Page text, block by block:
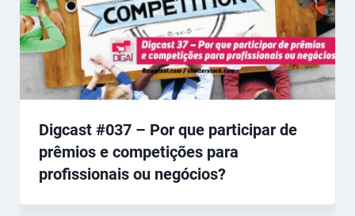
Digcast #037 – Por que participar de
prêmios e competições para
profissionais ou negócios?